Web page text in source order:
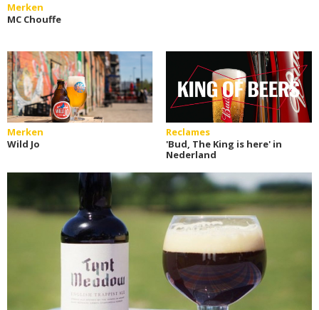
Merken
MC Chouffe
Merken
Wild Jo
Reclames
'Bud, The King is here' in
Nederland